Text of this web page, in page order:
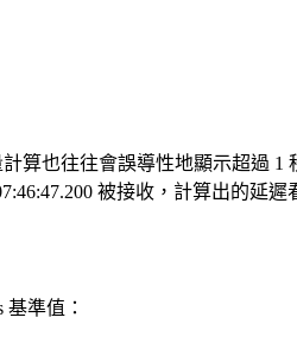
算也往往會誤導性地顯示超過 1
:47.200 被接收，計算出的延遲
準值：